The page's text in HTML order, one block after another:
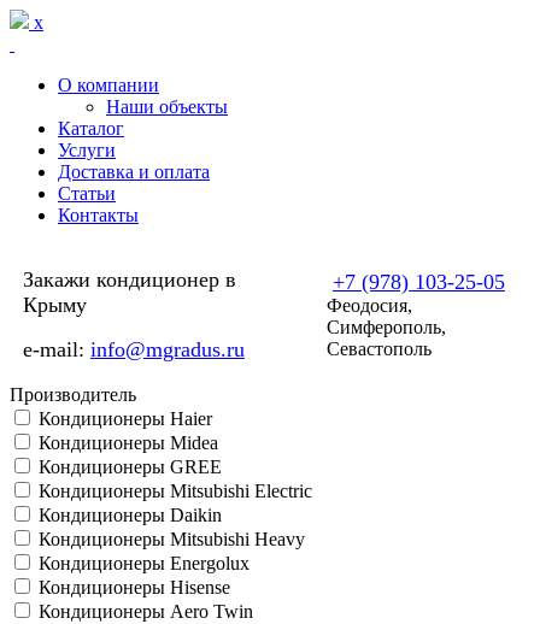
Перейти к основному содержанию
x
О компании
Наши объекты
Каталог
Услуги
Доставка и оплата
Статьи
Контакты
Закажи кондиционер в
Крыму
e-mail: info@mgradus.ru
+7 (978) 103-25-05
Феодосия,
Симферополь,
Севастополь
Производитель
Кондиционеры Haier
Кондиционеры Midea
Кондиционеры GREE
Кондиционеры Mitsubishi Electric
Кондиционеры Daikin
Кондиционеры Mitsubishi Heavy
Кондиционеры Energolux
Кондиционеры Hisense
Кондиционеры Aero Twin